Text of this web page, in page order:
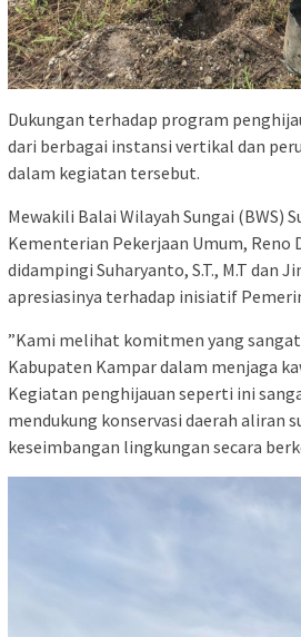
‎Dukungan terhadap program
dari berbagai instansi vertikal dan
dalam kegiatan tersebut.
‎Mewakili Balai Wilayah Sungai (BWS)
Kementerian Pekerjaan Umum, Reno
didampingi Suharyanto, S.T., M.T dan
apresiasinya terhadap inisiatif
‎”Kami melihat komitmen yang
Kabupaten Kampar dalam menjaga
Kegiatan penghijauan seperti ini
mendukung konservasi daerah aliran
keseimbangan lingkungan secara